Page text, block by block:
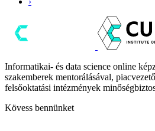
Informatikai- és data science online
szakemberek mentorálásával,
felsőoktatási intézmények
Kövess bennünket